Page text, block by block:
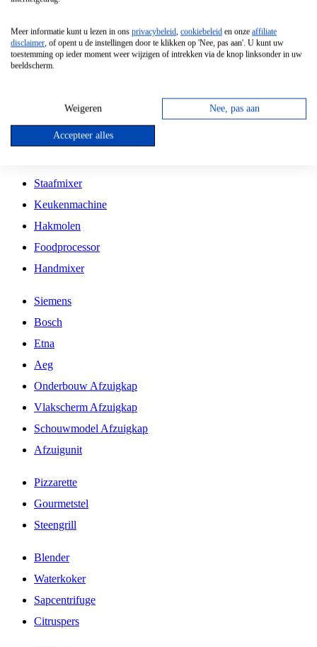
Vrijstaande Magnetron
Vrijstaande Kookplaat
Inbouw Gaskookplaat
Inbouw Keramische Kookplaat
Kookplaat Accessoires
Staafmixer
Keukenmachine
Hakmolen
Foodprocessor
Handmixer
Siemens
Bosch
Etna
Aeg
Onderbouw Afzuigkap
Vlakscherm Afzuigkap
Schouwmodel Afzuigkap
Afzuigunit
Pizzarette
Gourmetstel
Steengrill
Blender
Waterkoker
Sapcentrifuge
Citruspers
Meer informatie kunt u lezen in ons privacybeleid, cookiebeleid en onze affiliate
disclaimer, of opent u de instellingen door te klikken op 'Nee, pas aan'. U kunt uw
toestemming op ieder moment weer wijzigen of intrekken via de knop linksonder in uw
beeldscherm.
Weigeren Nee, pas aan
Accepteer alles